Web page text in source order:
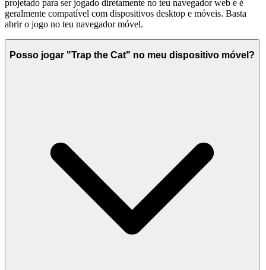
projetado para ser jogado diretamente no teu navegador web e é
geralmente compatível com dispositivos desktop e móveis. Basta
abrir o jogo no teu navegador móvel.
Posso jogar "Trap the Cat" no meu dispositivo móvel?